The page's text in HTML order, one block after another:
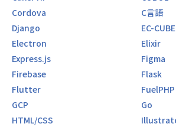
Cordova
C言語
Django
EC-CUBE
Electron
Elixir
Express.js
Figma
Firebase
Flask
Flutter
FuelPHP
GCP
Go
HTML/CSS